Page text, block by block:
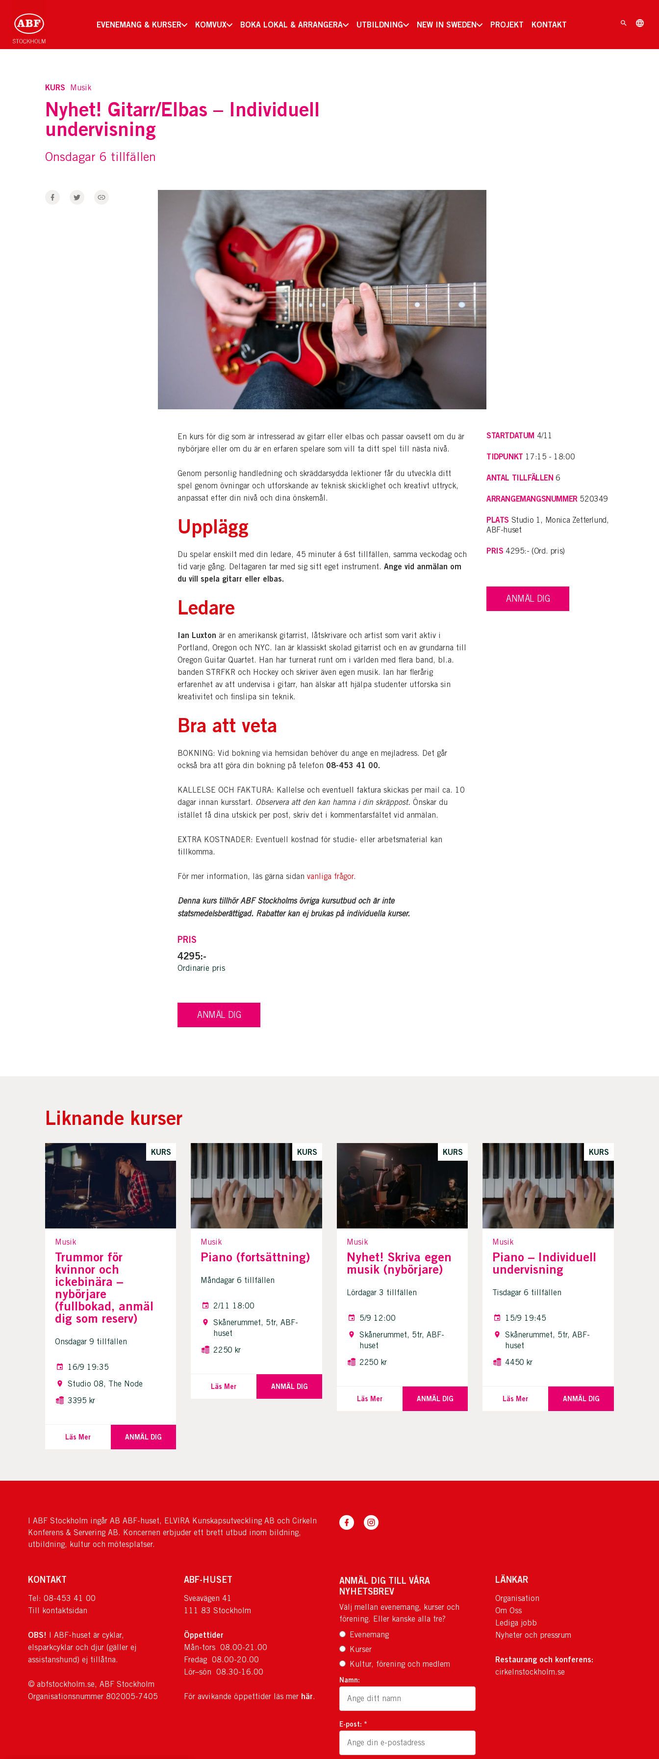
EVENEMANG & KURSER KOMVUX BOKA LOKAL & ARRANGERA UTBILDNING NEW IN SWEDEN PROJEKT KONTAKT
KURS Musik
Nyhet! Gitarr/Elbas – Individuell
undervisning
Onsdagar 6 tillfällen
En kurs för dig som är intresserad av gitarr eller elbas och passar oavsett om du är
nybörjare eller om du är en erfaren spelare som vill ta ditt spel till nästa nivå.
Genom personlig handledning och skräddarsydda lektioner får du utveckla ditt
spel genom övningar och utforskande av teknisk skicklighet och kreativt uttryck,
anpassat efter din nivå och dina önskemål.
Upplägg
Du spelar enskilt med din ledare, 45 minuter á 6st tillfällen, samma veckodag och
tid varje gång. Deltagaren tar med sig sitt eget instrument. Ange vid anmälan om
du vill spela gitarr eller elbas.
Ledare
Ian Luxton är en amerikansk gitarrist, låtskrivare och artist som varit aktiv i
Portland, Oregon och NYC. Ian är klassiskt skolad gitarrist och en av grundarna till
Oregon Guitar Quartet. Han har turnerat runt om i världen med flera band, bl.a.
banden STRFKR och Hockey och skriver även egen musik. Ian har flerårig
erfarenhet av att undervisa i gitarr, han älskar att hjälpa studenter utforska sin
kreativitet och finslipa sin teknik.
Bra att veta
BOKNING: Vid bokning via hemsidan behöver du ange en mejladress. Det går
också bra att göra din bokning på telefon 08-453 41 00.
KALLELSE OCH FAKTURA: Kallelse och eventuell faktura skickas per mail ca. 10
dagar innan kursstart. Observera att den kan hamna i din skräppost. Önskar du
istället få dina utskick per post, skriv det i kommentarsfältet vid anmälan.
EXTRA KOSTNADER: Eventuell kostnad för studie- eller arbetsmaterial kan
tillkomma.
För mer information, läs gärna sidan vanliga frågor.
Denna kurs tillhör ABF Stockholms övriga kursutbud och är inte
statsmedelsberättigad. Rabatter kan ej brukas på individuella kurser.
PRIS
4295:-
Ordinarie pris
ANMÄL DIG
STARTDATUM 4/11
TIDPUNKT 17:15 - 18:00
ANTAL TILLFÄLLEN 6
ARRANGEMANGSNUMMER520349
PLATS Studio 1, Monica Zetterlund,
ABF-huset
PRIS 4295:- (Ord. pris)
ANMÄL DIG
Liknande kurser
KURS
Musik
Trummor för
kvinnor och
ickebinära –
nybörjare
(fullbokad, anmäl
dig som reserv)
Onsdagar 9 tillfällen
16/9 19:35
Studio 08, The Node
3395 kr
Läs Mer ANMÄL DIG
KURS
Musik
Piano (fortsättning)
Måndagar 6 tillfällen
2/11 18:00
Skånerummet, 5tr, ABF-
huset
2250 kr
Läs Mer ANMÄL DIG
KURS
Musik
Nyhet! Skriva egen
musik (nybörjare)
Lördagar 3 tillfällen
5/9 12:00
Skånerummet, 5tr, ABF-
huset
2250 kr
Läs Mer ANMÄL DIG
KURS
Musik
Piano – Individuell
undervisning
Tisdagar 6 tillfällen
15/9 19:45
Skånerummet, 5tr, ABF-
huset
4450 kr
Läs Mer ANMÄL DIG
I ABF Stockholm ingår AB ABF-huset, ELVIRA Kunskapsutveckling AB och Cirkeln
Konferens & Servering AB. Koncernen erbjuder ett brett utbud inom bildning,
utbildning, kultur och mötesplatser.
KONTAKT
Tel: 08-453 41 00
Till kontaktsidan
OBS! I ABF-huset är cyklar,
elsparkcyklar och djur (gäller ej
assistanshund) ej tillåtna.
© abfstockholm.se, ABF Stockholm
Organisationsnummer 802005-7405
ABF-HUSET
Sveavägen 41
111 83 Stockholm
Öppettider
Mån-tors 08.00-21.00
Fredag 08.00-20.00
Lör–sön 08.30-16.00
För avvikande öppettider läs mer här.
ANMÄL DIG TILL VÅRA
NYHETSBREV
Välj mellan evenemang, kurser och
förening. Eller kanske alla tre?
Evenemang
Kurser
Kultur, förening och medlem
Namn:
E-post: *
LÄNKAR
Organisation
Om Oss
Lediga jobb
Nyheter och pressrum
Restaurang och konferens:
cirkelnstockholm.se